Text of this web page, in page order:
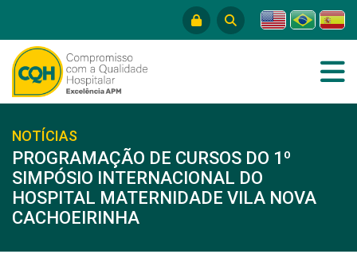
NOTÍCIAS
PROGRAMAÇÃO DE CURSOS DO 1º
SIMPÓSIO INTERNACIONAL DO
HOSPITAL MATERNIDADE VILA NOVA
CACHOEIRINHA